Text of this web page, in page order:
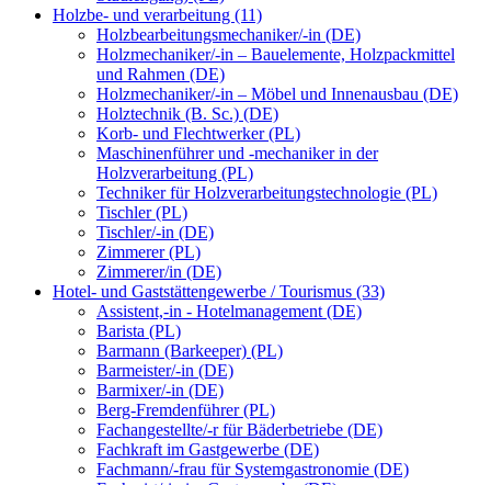
Holzbe- und verarbeitung (11)
Holzbearbeitungsmechaniker/-in (DE)
Holzmechaniker/-in – Bauelemente, Holzpackmittel
und Rahmen (DE)
Holzmechaniker/-in – Möbel und Innenausbau (DE)
Holztechnik (B. Sc.) (DE)
Korb- und Flechtwerker (PL)
Maschinenführer und -mechaniker in der
Holzverarbeitung (PL)
Techniker für Holzverarbeitungstechnologie (PL)
Tischler (PL)
Tischler/-in (DE)
Zimmerer (PL)
Zimmerer/in (DE)
Hotel- und Gaststättengewerbe / Tourismus (33)
Assistent,-in - Hotelmanagement (DE)
Barista (PL)
Barmann (Barkeeper) (PL)
Barmeister/-in (DE)
Barmixer/-in (DE)
Berg-Fremdenführer (PL)
Fachangestellte/-r für Bäderbetriebe (DE)
Fachkraft im Gastgewerbe (DE)
Fachmann/-frau für Systemgastronomie (DE)